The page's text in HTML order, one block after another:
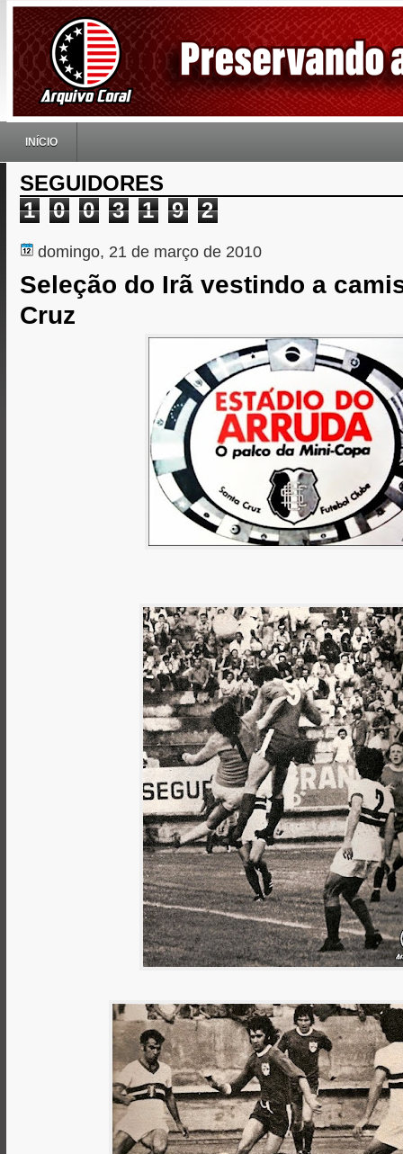
INÍCIO
SEGUIDORES
1
0 0 3 1 9 2
domingo, 21 de março de 2010
Seleção do Irã vestindo a
Cruz